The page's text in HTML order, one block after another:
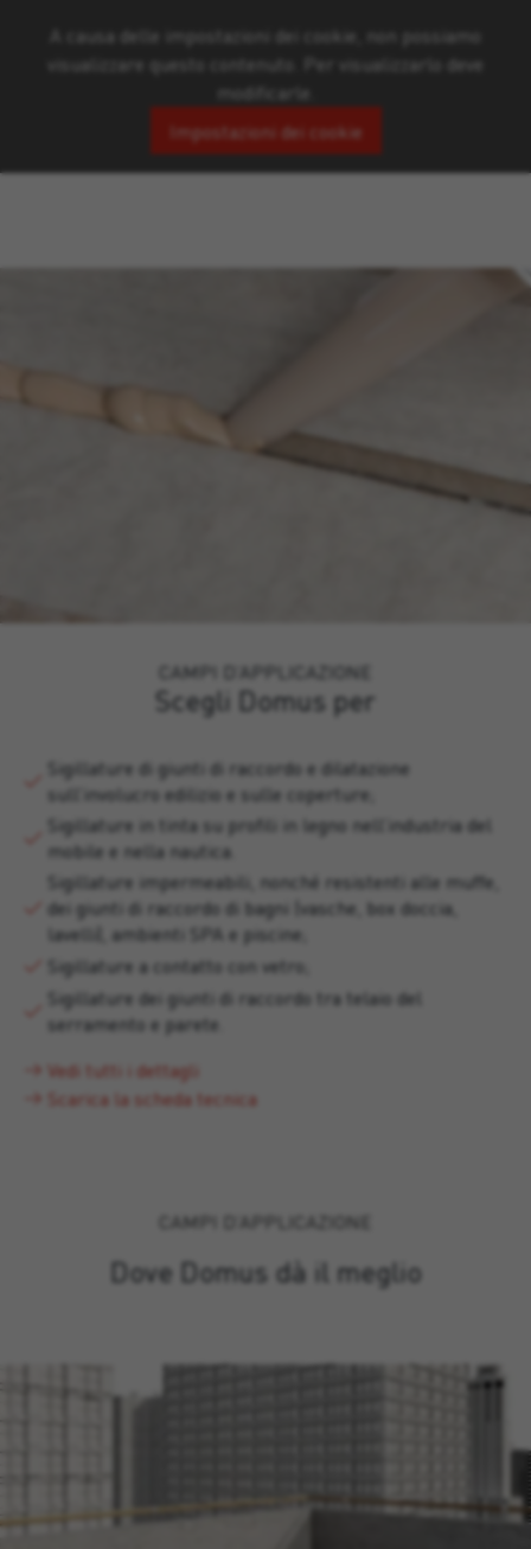
A causa delle impostazioni dei cookie, non possiamo
visualizzare questo contenuto. Per visualizzarlo deve
modificarle.
Impostazioni dei cookie
CAMPI D’APPLICAZIONE
Scegli Domus per
Sigillature di giunti di raccordo e dilatazione
sull’involucro edilizio e sulle coperture;
Sigillature in tinta su profili in legno nell’industria del
mobile e nella nautica.
Sigillature impermeabili, nonché resistenti alle muffe,
dei giunti di raccordo di bagni (vasche, box doccia,
lavelli), ambienti SPA e piscine;
Sigillature a contatto con vetro;
Sigillature dei giunti di raccordo tra telaio del
serramento e parete.
Vedi tutti i dettagli
Scarica la scheda tecnica
CAMPI D’APPLICAZIONE
Dove Domus dà il meglio